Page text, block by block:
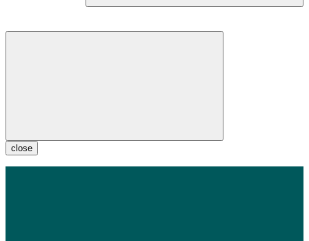
close